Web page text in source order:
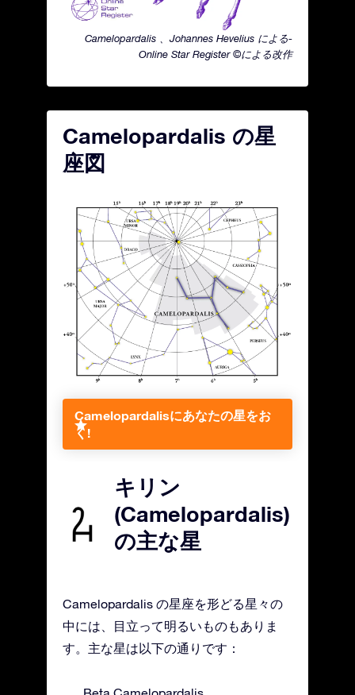
Camelopardalis 、Johannes Hevelius による-
Online Star Register ©による改作
Camelopardalis の星
座図
Camelopardalisにあなたの星をお
く!
キリン
(Camelopardalis)
の主な星
Camelopardalis の星座を形どる星々の
中には、目立って明るいものもありま
す。主な星は以下の通りです：